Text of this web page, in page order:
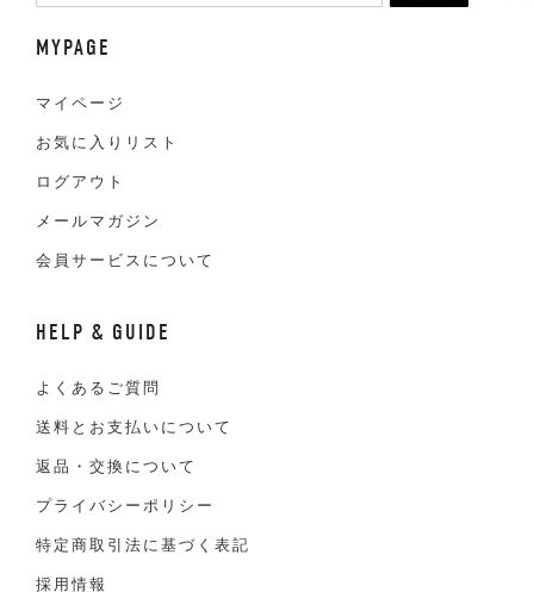
MYPAGE
マイページ
お気に入りリスト
ログアウト
メールマガジン
会員サービスについて
HELP & GUIDE
よくあるご質問
送料とお支払いについて
返品・交換について
プライバシーポリシー
特定商取引法に基づく表記
採用情報